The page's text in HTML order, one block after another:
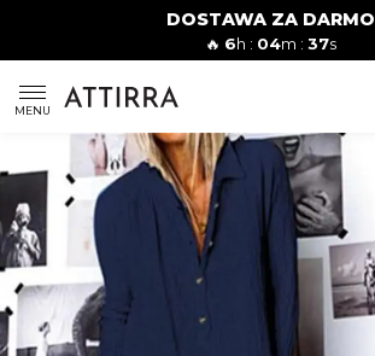
DOSTAWA ZA DARMO
🔥 6h : 04m : 36s
MENU
Mężczyźni
SUKIENKI
KOMPLETY
KOMBINEZONY
DÓŁ DAMSKIE